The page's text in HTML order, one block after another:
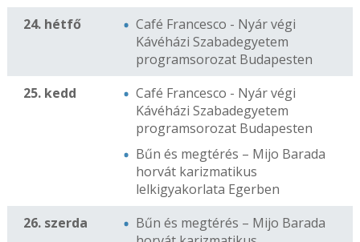
24. hétfő
Café Francesco - Nyár végi
Kávéházi Szabadegyetem
programsorozat Budapesten
25. kedd
Café Francesco - Nyár végi
Kávéházi Szabadegyetem
programsorozat Budapesten
Bűn és megtérés – Mijo Barada
horvát karizmatikus
lelkigyakorlata Egerben
26. szerda
Bűn és megtérés – Mijo Barada